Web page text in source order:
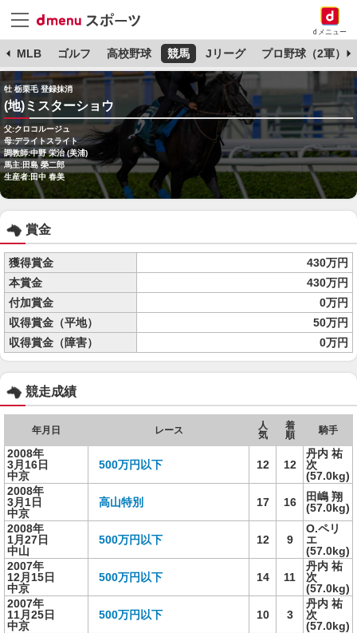
dメニュー
MLB ゴルフ 高校野球 競馬 Jリーグ プロ野球（2軍）
牡 栃栗毛 登録抹消
(地)ミスターショウ
父:クロコルージュ
母:デライトスライト
調教師:中野 栄治 (美浦)
馬主:田島 榮二郎
生産者:田中 春美
賞金
獲得賞金
430万円
本賞金
430万円
付加賞金
0万円
収得賞金（平地）
50万円
収得賞金（障害）
0万円
競走成績
年月日 レース
人
気
着
順
騎手
2008年
3月16日
中京
500万円以下 12 12
丹内 祐
次
(57.0kg)
2008年
3月1日
中京
高山特別 17 16
田嶋 翔
(57.0kg)
2008年
1月27日
中山
500万円以下 12 9
O.ペリ
エ
(57.0kg)
2007年
12月15日
中京
500万円以下 14 11
丹内 祐
次
(57.0kg)
2007年
11月25日
中京
500万円以下 10 3
丹内 祐
次
(57.0kg)